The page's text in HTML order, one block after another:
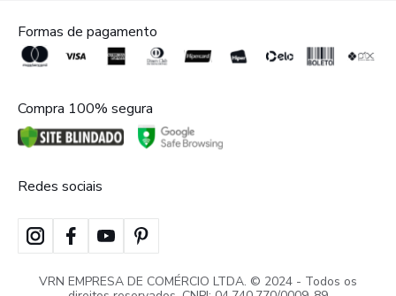
Formas de pagamento
Compra 100% segura
Redes sociais
VRN EMPRESA DE COMÉRCIO LTDA. © 2024 - Todos os